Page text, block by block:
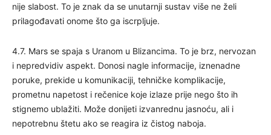
nije slabost. To je znak da se unutarnji sustav više ne želi
prilagođavati onome što ga iscrpljuje.
4.7. Mars se spaja s Uranom u Blizancima. To je brz, nervozan
i nepredvidiv aspekt. Donosi nagle informacije, iznenadne
poruke, prekide u komunikaciji, tehničke komplikacije,
prometnu napetost i rečenice koje izlaze prije nego što ih
stignemo ublažiti. Može donijeti izvanrednu jasnoću, ali i
nepotrebnu štetu ako se reagira iz čistog naboja.